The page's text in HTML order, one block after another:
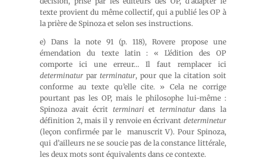
texte provient du même collectif, qui a publié les OP à
la prière de Spinoza et selon ses instructions.
e) Dans la note 91 (p. 118), Rovere propose une
émendation du texte latin : « L’édition des OP
comporte ici une erreur… Il faut remplacer ici
determinatur parterminatur, pour que la citation soit
conforme au texte qu’elle cite. » Cela ne corrige
pourtant pas les OP, mais le philosophe lui-même :
Spinoza avait écrit terminariet terminaturdans la
définition 2, mais il y renvoie en écrivant determinetur
(leçon confirmée par le manuscrit V). Pour Spinoza,
qui d’ailleurs ne se soucie pas de la constance littérale,
les deux mots sont équivalents dans ce contexte.